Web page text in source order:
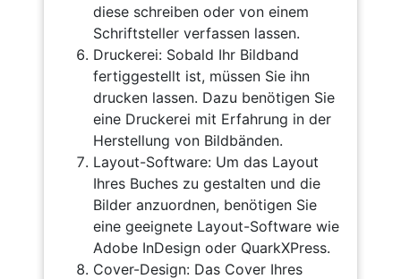
diese schreiben oder von einem
Schriftsteller verfassen lassen.
Druckerei: Sobald Ihr Bildband
fertiggestellt ist, müssen Sie ihn
drucken lassen. Dazu benötigen Sie
eine Druckerei mit Erfahrung in der
Herstellung von Bildbänden.
Layout-Software: Um das Layout
Ihres Buches zu gestalten und die
Bilder anzuordnen, benötigen Sie
eine geeignete Layout-Software wie
Adobe InDesign oder QuarkXPress.
Cover-Design: Das Cover Ihres